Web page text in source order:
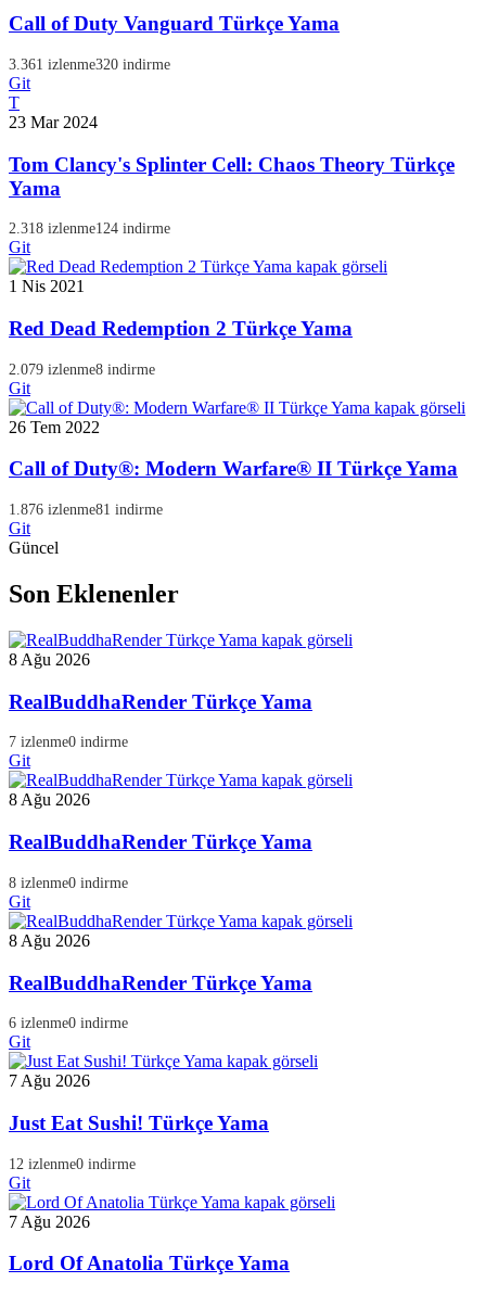
Call of Duty Vanguard Türkçe Yama
3.361 izlenme320 indirme
Git
T
23 Mar 2024
Tom Clancy's Splinter Cell: Chaos Theory Türkçe
Yama
2.318 izlenme124 indirme
Git
1 Nis 2021
Red Dead Redemption 2 Türkçe Yama
2.079 izlenme8 indirme
Git
26 Tem 2022
Call of Duty®: Modern Warfare® II Türkçe Yama
1.876 izlenme81 indirme
Git
Güncel
Son Eklenenler
8 Ağu 2026
RealBuddhaRender Türkçe Yama
7 izlenme0 indirme
Git
8 Ağu 2026
RealBuddhaRender Türkçe Yama
8 izlenme0 indirme
Git
8 Ağu 2026
RealBuddhaRender Türkçe Yama
6 izlenme0 indirme
Git
7 Ağu 2026
Just Eat Sushi! Türkçe Yama
12 izlenme0 indirme
Git
7 Ağu 2026
Lord Of Anatolia Türkçe Yama